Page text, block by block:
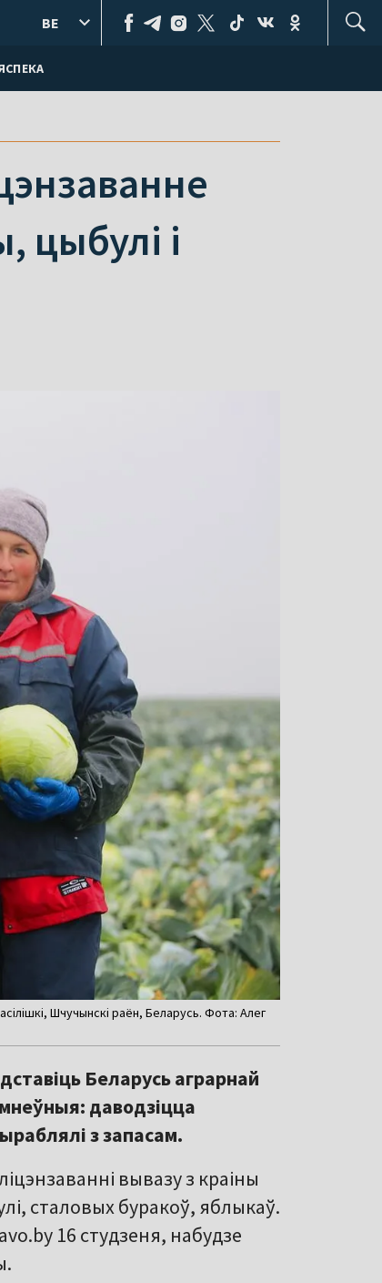
BE
цыбулі і
Шчучынскі раён, Беларусь. Фота: Алег
Беларусь аграрнай
даводзіцца
з запасам.
вывазу з краіны
сталовых буракоў, яблыкаў.
16 студзеня, набудзе